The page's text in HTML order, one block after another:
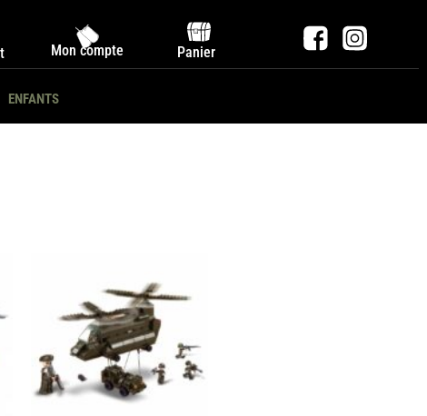
Mon compte Panier
ENFANTS